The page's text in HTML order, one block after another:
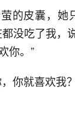
的皮囊，她
都没吃了我
你。”
你就喜欢我